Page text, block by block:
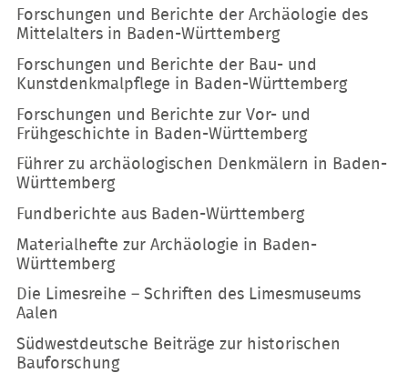
Forschungen und Berichte der Archäologie des
Mittelalters in Baden-Württemberg
Forschungen und Berichte der Bau- und
Kunstdenkmalpflege in Baden-Württemberg
Forschungen und Berichte zur Vor- und
Frühgeschichte in Baden-Württemberg
Führer zu archäologischen Denkmälern in Baden-
Württemberg
Fundberichte aus Baden-Württemberg
Materialhefte zur Archäologie in Baden-
Württemberg
Die Limesreihe – Schriften des Limesmuseums
Aalen
Südwestdeutsche Beiträge zur historischen
Bauforschung